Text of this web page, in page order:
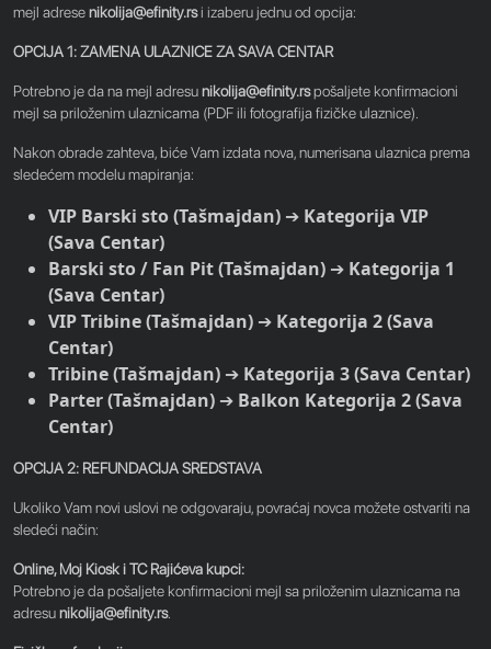
mejl adresenikolija@efinity.rsi izaberu jednu od opcija:
OPCIJA 1: ZAMENA ULAZNICE ZA SAVA CENTAR
Potrebno je da na mejl adresunikolija@efinity.rspošaljete konfirmacioni
mejl sa priloženim ulaznicama (PDF ili fotografija fizičke ulaznice).
Nakon obrade zahteva, biće Vam izdata nova, numerisana ulaznica prema
sledećem modelu mapiranja:
VIP Barski sto (Tašmajdan) ➔ Kategorija VIP
(Sava Centar)
Barski sto / Fan Pit (Tašmajdan) ➔ Kategorija 1
(Sava Centar)
VIP Tribine (Tašmajdan) ➔ Kategorija 2 (Sava
Centar)
Tribine (Tašmajdan) ➔ Kategorija 3 (Sava Centar)
Parter (Tašmajdan) ➔ Balkon Kategorija 2 (Sava
Centar)
OPCIJA 2: REFUNDACIJA SREDSTAVA
Ukoliko Vam novi uslovi ne odgovaraju, povraćaj novca možete ostvariti na
sledeći način:
Online, Moj Kiosk i TC Rajićeva kupci:
Potrebno je da pošaljete konfirmacioni mejl sa priloženim ulaznicama na
adresunikolija@efinity.rs.